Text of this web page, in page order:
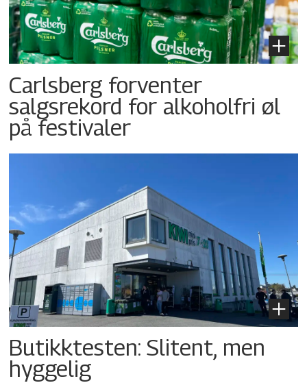
Carlsberg forventer
salgsrekord for alkoholfri øl
på festivaler
Butikktesten: Slitent, men
hyggelig